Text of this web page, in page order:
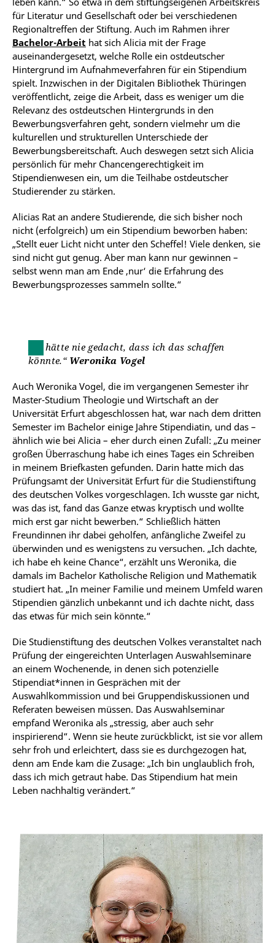
für Literatur und Gesellschaft oder bei verschiedenen
Regionaltreffen der Stiftung. Auch im Rahmen ihrer
Bachelor-Arbeit hat sich Alicia mit der Frage
auseinandergesetzt, welche Rolle ein ostdeutscher
Hintergrund im Aufnahmeverfahren für ein Stipendium
spielt. Inzwischen in der Digitalen Bibliothek Thüringen
veröffentlicht, zeige die Arbeit, dass es weniger um die
Relevanz des ostdeutschen Hintergrunds in den
Bewerbungsverfahren geht, sondern vielmehr um die
kulturellen und strukturellen Unterschiede der
Bewerbungsbereitschaft. Auch deswegen setzt sich Alicia
persönlich für mehr Chancengerechtigkeit im
Stipendienwesen ein, um die Teilhabe ostdeutscher
Studierender zu stärken.
Alicias Rat an andere Studierende, die sich bisher noch
nicht (erfolgreich) um ein Stipendium beworben haben:
„Stellt euer Licht nicht unter den Scheffel! Viele denken, sie
sind nicht gut genug. Aber man kann nur gewinnen –
selbst wenn man am Ende ‚nur‘ die Erfahrung des
Bewerbungsprozesses sammeln sollte.“
Ich hätte nie gedacht, dass ich das schaffen
könnte.“ Weronika Vogel
Auch Weronika Vogel, die im vergangenen Semester ihr
Master-Studium Theologie und Wirtschaft an der
Universität Erfurt abgeschlossen hat, war nach dem dritten
Semester im Bachelor einige Jahre Stipendiatin, und das –
ähnlich wie bei Alicia – eher durch einen Zufall: „Zu meiner
großen Überraschung habe ich eines Tages ein Schreiben
in meinem Briefkasten gefunden. Darin hatte mich das
Prüfungsamt der Universität Erfurt für die Studienstiftung
des deutschen Volkes vorgeschlagen. Ich wusste gar nicht,
was das ist, fand das Ganze etwas kryptisch und wollte
mich erst gar nicht bewerben.“ Schließlich hätten
Freundinnen ihr dabei geholfen, anfängliche Zweifel zu
überwinden und es wenigstens zu versuchen. „Ich dachte,
ich habe eh keine Chance“, erzählt uns Weronika, die
damals im Bachelor Katholische Religion und Mathematik
studiert hat. „In meiner Familie und meinem Umfeld waren
Stipendien gänzlich unbekannt und ich dachte nicht, dass
das etwas für mich sein könnte.“
Die Studienstiftung des deutschen Volkes veranstaltet nach
Prüfung der eingereichten Unterlagen Auswahlseminare
an einem Wochenende, in denen sich potenzielle
Stipendiat*innen in Gesprächen mit der
Auswahlkommission und bei Gruppendiskussionen und
Referaten beweisen müssen. Das Auswahlseminar
empfand Weronika als „stressig, aber auch sehr
inspirierend“. Wenn sie heute zurückblickt, ist sie vor allem
sehr froh und erleichtert, dass sie es durchgezogen hat,
denn am Ende kam die Zusage: „Ich bin unglaublich froh,
dass ich mich getraut habe. Das Stipendium hat mein
Leben nachhaltig verändert.“